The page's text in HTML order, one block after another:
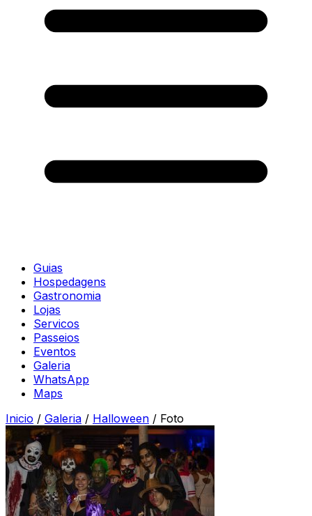
Guias
Hospedagens
Gastronomia
Lojas
Servicos
Passeios
Eventos
Galeria
WhatsApp
Maps
Inicio / Galeria / Halloween / Foto